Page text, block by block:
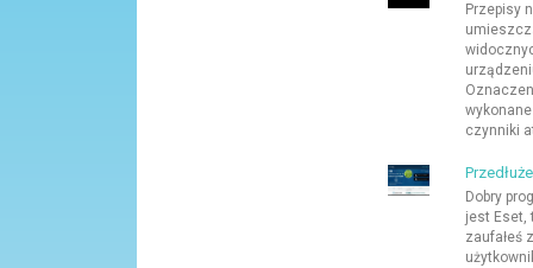
Przepisy
czynniki
Dobry
jest Eset,
zaufałeś